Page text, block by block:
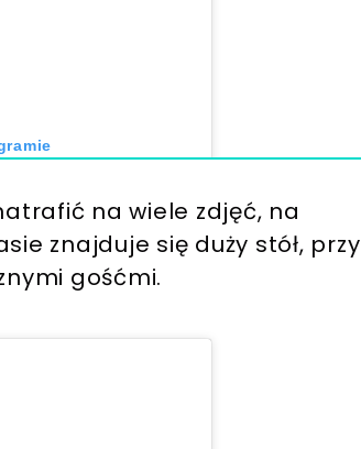
na wiele zdjęć, na
znajduje się duży stół, przy
gośćmi.